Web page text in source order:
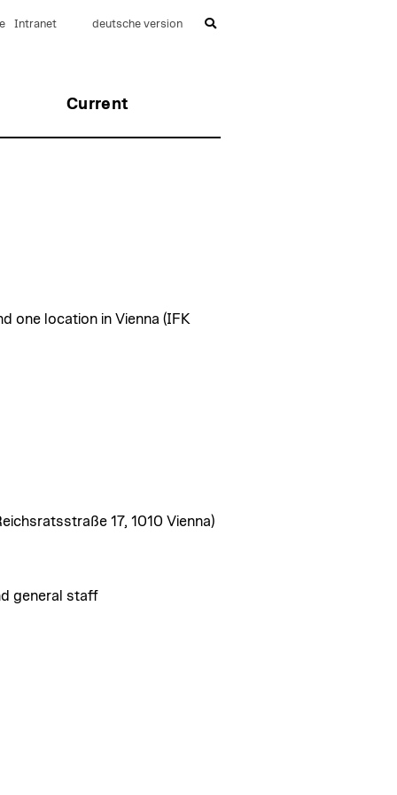
Current
Intranet deutsche version
one location in Vienna (IFK
17, 1010 Vienna)
general staff